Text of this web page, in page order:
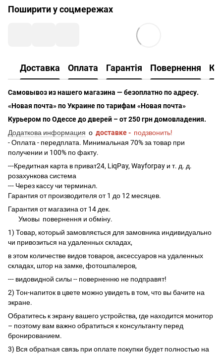
Поширити у соцмережах
Доставка Оплата Гарантія Повернення
Самовывоз из нашего магазина — безоплатно по адресу.
«Новая почта» по Украине по тарифам «Новая почта»
Курьером по Одессе до дверей – от 250 грн домовладения.
Додаткова информация о доставке - подзвонить!
- Оплата - передплата. Минимальная 70% за товар при
получении и 100% по факту.
---Кредитная карта в приват24, LiqPay, Wayforpay и т. д. д.
розахункова система
--- Через кассу чи терминал.
Гарантия от производителя от 1 до 12 месяцев.
Гарантия от магазина от 14 дек.
Умовы повернення и обміну.
1) Товар, который замовляється для замовника индивидуально
чи привозиться на удаленных складах,
в этом количестве видов товаров, аксессуаров на удаленных
складах, штор на замке, фотошпалеров,
--- видовидной силы -- поверненню не подправят!
2) Тон-напиток в цвете можно увидеть в том, что вы бачите на
экране.
Обратитесь к экрану вашего устройства, где находится монитор
– поэтому вам важно обратиться к консультанту перед
бронированием.
3) Вся обратная связь при оплате покупки будет полностью на